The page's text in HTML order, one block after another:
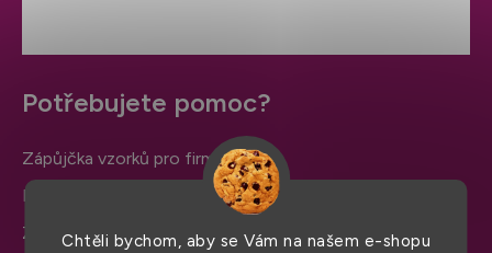
Chtěli bychom, aby se Vám na našem e-shopu
Potřebujete pomoc?
Zápůjčka vzorků pro firmy
Nejčastější otázky
Značky v sortimentu